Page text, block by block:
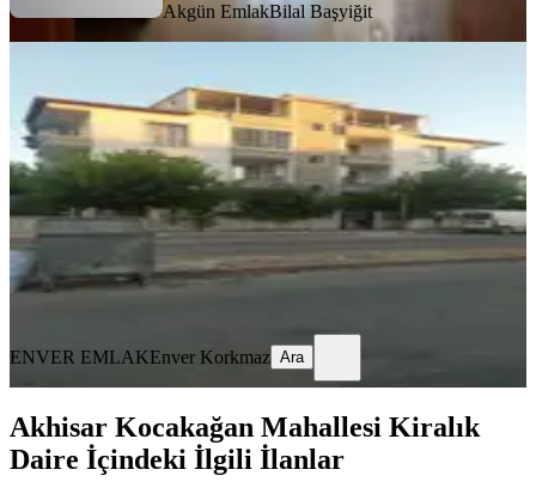
Akgün EmlakBilal Başyiğit
Akhisar, Ulu Camii Mahallesi
3+1·138 m²·3. Kat·30.07.2026
23.000 ₺
ENVER EMLAK Enver Korkmaz
ENVER EMLAKEnver Korkmaz Ara
Akhisar Kocakağan Mahallesi Kiralık
Daire İçindeki İlgili İlanlar